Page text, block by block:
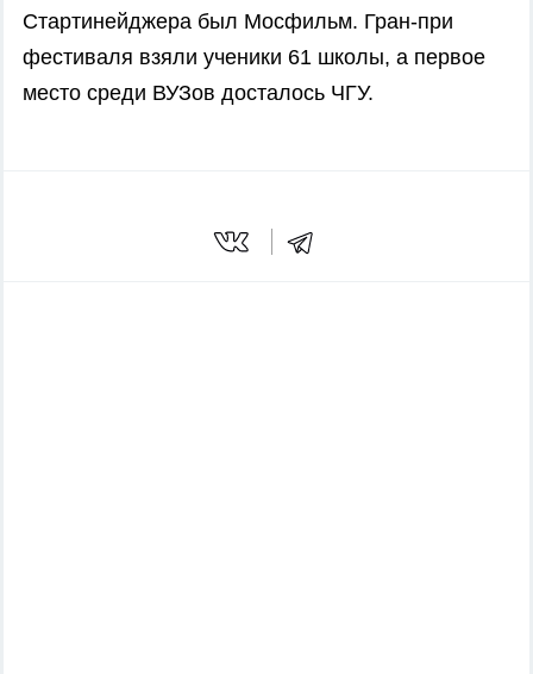
Стартинейджера был Мосфильм. Гран-при
фестиваля взяли ученики 61 школы, а первое
место среди ВУЗов досталось ЧГУ.